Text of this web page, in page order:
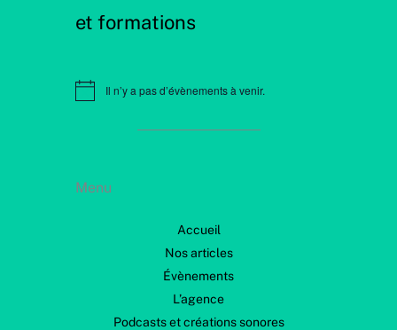
et formations
Il n’y a pas d’évènements à venir.
Menu
Accueil
Nos articles
Évènements
L’agence
Podcasts et créations sonores